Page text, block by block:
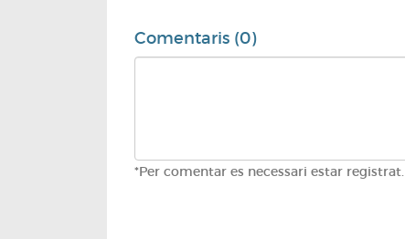
Comentaris (0)
*Per comentar es necessari estar registrat.